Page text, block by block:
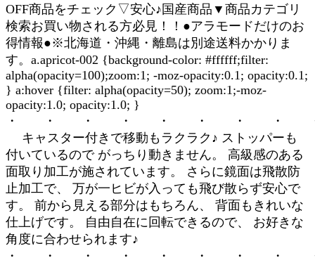
OFF商品をチェック▽安心♪国産商品▼商品カテゴリ
検索お買い物される方必見！！●アラモードだけのお
得情報●※北海道・沖縄・離島は別途送料かかりま
す。a.apricot-002 {background-color: #ffffff;filter:
alpha(opacity=100);zoom:1; -moz-opacity:0.1; opacity:0.1;
} a:hover {filter: alpha(opacity=50); zoom:1;-moz-
opacity:1.0; opacity:1.0; }
・ ・ ・ ・ ・ ・ ・ ・
キャスター付きで移動もラクラク♪ ストッパーも
付いているので がっちり動きません。 高級感のある
面取り加工が施されています。 さらに鏡面は飛散防
止加工で、 万が一ヒビが入っても飛び散らず安心で
す。 前から見える部分はもちろん、 背面もきれいな
仕上げです。 自由自在に回転できるので、 お好きな
角度に合わせられます♪
・ ・ ・ ・ ・ ・ ・ ・